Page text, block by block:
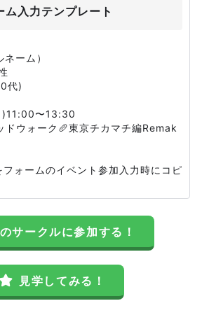
ム入力テンプレート
ーム）
代)
〜13:30
ドウォーク🥖東京チカマチ編Remak
フォームのイベント参加入力時にコピ
サークルに参加する！
見学してみる！